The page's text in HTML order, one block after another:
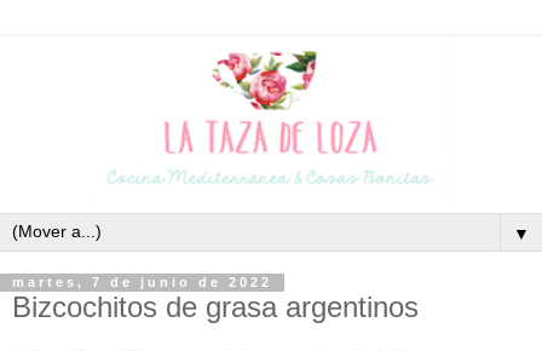
▼
martes, 7 de junio de 2022
Bizcochitos de grasa argentinos